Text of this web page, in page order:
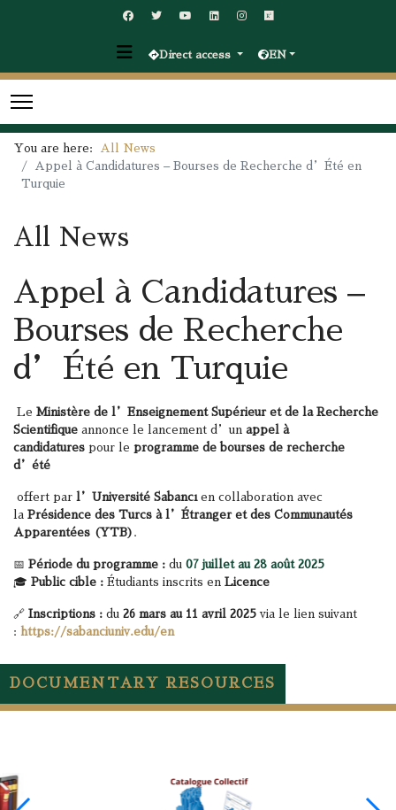
Direct access EN
You are here:
All News
Appel à Candidatures – Bourses de Recherche d’Été en
Turquie
All News
Appel à Candidatures –
Bourses de Recherche
d’Été en Turquie
Le Ministère de l’Enseignement Supérieur et de la Recherche
Scientifique annonce le lancement d’un appel à
candidatures pour le programme de bourses de recherche
d’été
offert par l’Université Sabancıen collaboration avec
la Présidence des Turcs à l’Étranger et des Communautés
Apparentées (YTB) .
📅 Période du programme : du 07 juillet au 28 août 2025
🎓 Public cible : Étudiants inscrits en Licence
🔗 Inscriptions : du 26 mars au 11 avril 2025 via le lien suivant
: https://sabanciuniv.edu/en
DOCUMENTARY RESOURCES